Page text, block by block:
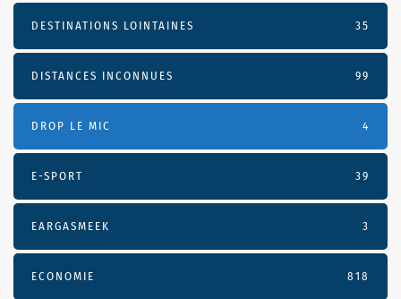
DESTINATIONS LOINTAINES 35
DISTANCES INCONNUES 99
DROP LE MIC 4
E-SPORT 39
EARGASMEEK 3
ECONOMIE 818